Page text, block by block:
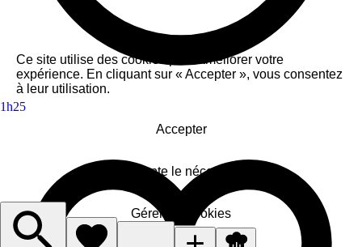
1h25
Ce site utilise des cookies pour améliorer votre
expérience. En cliquant sur « Accepter », vous consentez
à leur utilisation.
Accepter
J'accepte le nécessaire
Gérer les cookies